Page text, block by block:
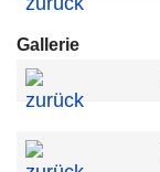
Gallerie